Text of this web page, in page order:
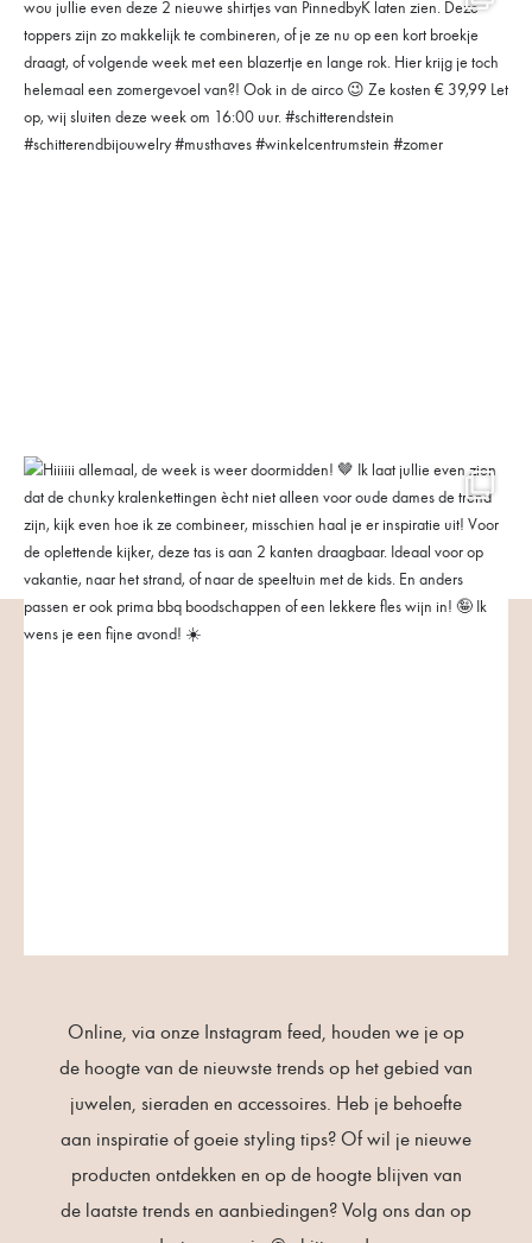
Online, via onze Instagram feed, houden we je op
de hoogte van de nieuwste trends op het gebied van
juwelen, sieraden en accessoires. Heb je behoefte
aan inspiratie of goeie styling tips? Of wil je nieuwe
producten ontdekken en op de hoogte blijven van
de laatste trends en aanbiedingen? Volg ons dan op